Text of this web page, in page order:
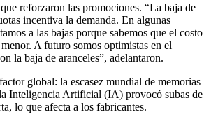
reforzaron las promociones. “La baja de
incentiva la demanda. En algunas
a las bajas porque sabemos que el costo
A futuro somos optimistas en el
la baja de aranceles”, adelantaron.
global: la escasez mundial de memorias
Inteligencia Artificial (IA) provocó subas de
lo que afecta a los fabricantes.